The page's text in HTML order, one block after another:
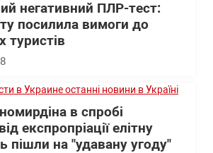
негативний ПЛР-тест:
посилила вимоги до
туристів
в спробі
експропріації елітну
пішли на "удавану угоду"